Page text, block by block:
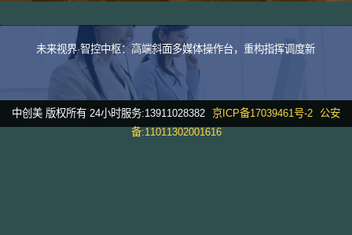
未来视界·智控中枢：高端斜面多媒体操作台，重构指挥调度新
中创美 版权所有 24小时服务:13911028382 京ICP备17039461号-2
公安
备:11011302001616